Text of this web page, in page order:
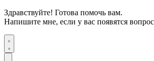
Здравствуйте! Готова помочь вам.
Напишите мне, если у вас появятся